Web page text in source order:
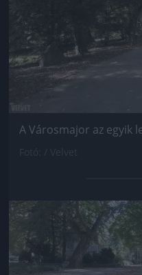
A Városmajor az egyik
Jön